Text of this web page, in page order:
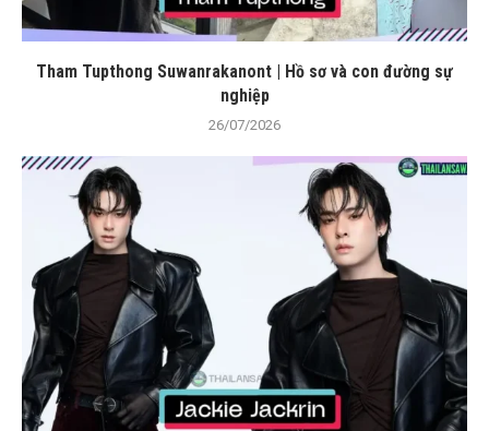
Tham Tupthong Suwanrakanont | Hồ sơ và con đường sự
nghiệp
26/07/2026